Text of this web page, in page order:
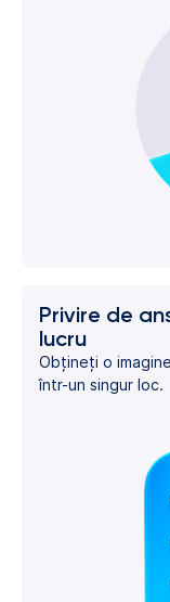
Privire de
lucru
Obțineți o
într-un singur loc.